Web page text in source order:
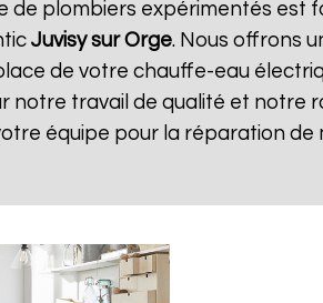
de plombiers expérimentés
Juvisy sur Orge. Nous offrons
de votre chauffe-eau
notre travail de qualité et notre
équipe pour la réparation